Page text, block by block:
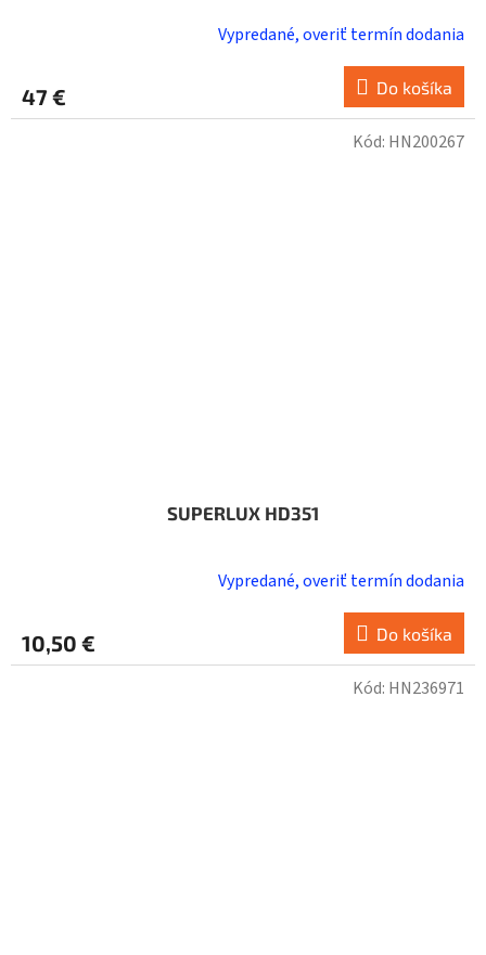
Vypredané, overiť termín dodania
47 € Do košíka
SUPERLUX HD351
Vypredané, overiť termín dodania
10,50 € Do košíka
Kód: HN200267
Kód: HN236971